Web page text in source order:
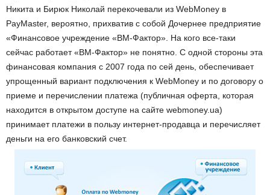
Никита и Бирюк Николай перекочевали из WebMoney в
PayMaster, вероятно, прихватив с собой Дочернее предприятие
«Финансовое учреждение «ВМ-Фактор». На кого все-таки
сейчас работает «ВМ-Фактор» не понятно. С одной стороны эта
финансовая компания с 2007 года по сей день, обеспечивает
упрощенный вариант подключения к WebMoney и по договору о
приеме и перечислении платежа (публичная оферта, которая
находится в открытом доступе на сайте webmoney.ua)
принимает платежи в пользу интернет-продавца и перечисляет
деньги на его банковский счет.